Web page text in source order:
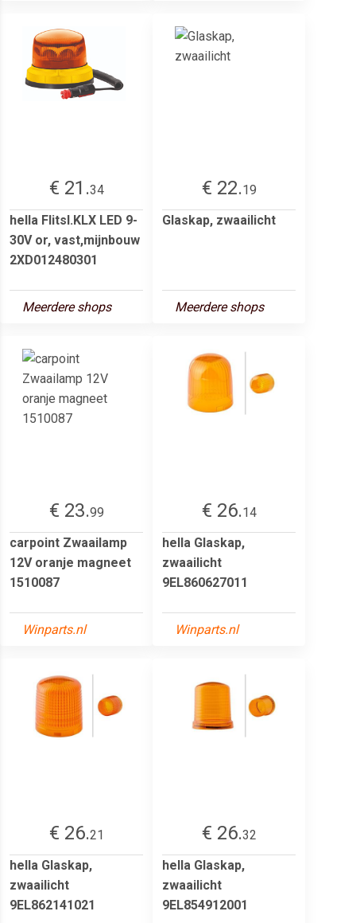
€ 21.34
hella Flitsl.KLX LED 9-
30V or, vast,mijnbouw
2XD012480301
Meerdere shops
€ 22.19
Glaskap, zwaailicht
Meerdere shops
€ 23.99
carpoint Zwaailamp
12V oranje magneet
1510087
Winparts.nl
€ 26.14
hella Glaskap,
zwaailicht
9EL860627011
Winparts.nl
€ 26.21
hella Glaskap,
zwaailicht
9EL862141021
€ 26.32
hella Glaskap,
zwaailicht
9EL854912001